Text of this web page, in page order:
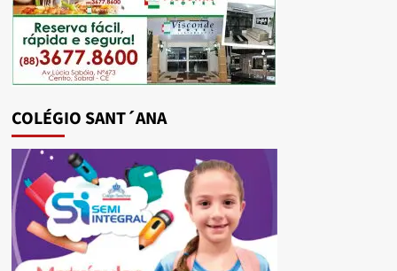
COLÉGIO SANT´ANA